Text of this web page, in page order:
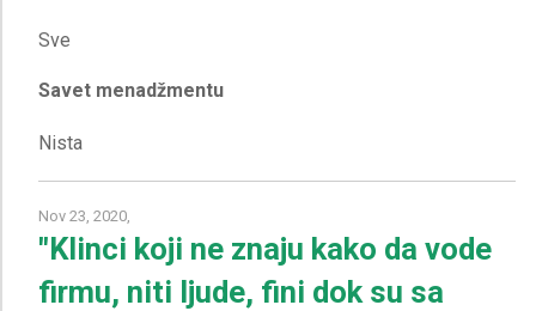
Savet menadžmentu
Nov 23, 2020,
"Klinci koji ne znaju kako da vode
firmu, niti ljude, fini dok su sa